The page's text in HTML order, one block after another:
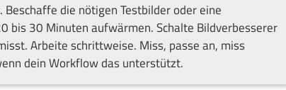
die nötigen Testbilder oder eine
bis 30 Minuten aufwärmen. Schalte Bildverbesserer
Arbeite schrittweise. Miss, passe an, miss
dein Workflow das unterstützt.